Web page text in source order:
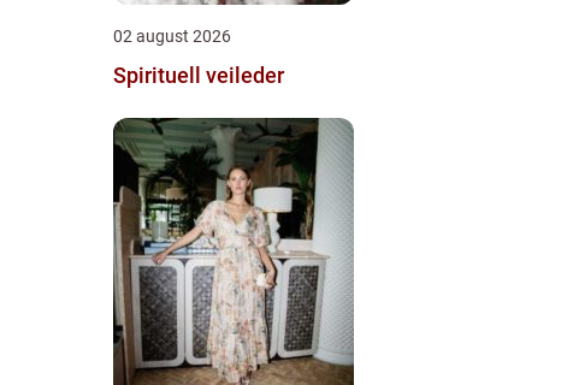
02 august 2026
Spirituell veileder